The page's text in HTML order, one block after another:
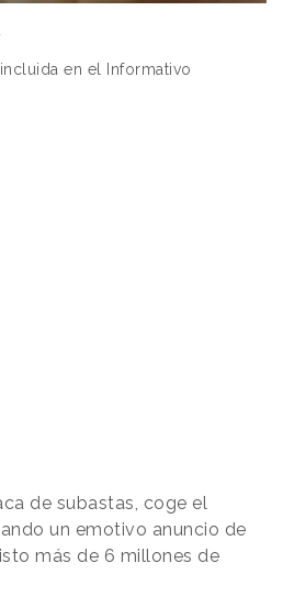
en el Informativo
de subastas, coge el
un emotivo anuncio de
más de 6 millones de